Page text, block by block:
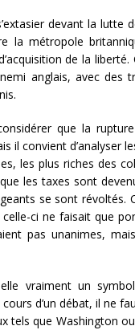
devant la lutte
la métropole
de la
anglais, avec
que la
il convient d’analyser
les plus riches des
les taxes sont
se sont révoltés.
ci ne faisait que
pas unanimes,
vraiment un
d’un débat, il ne
tels que Washington